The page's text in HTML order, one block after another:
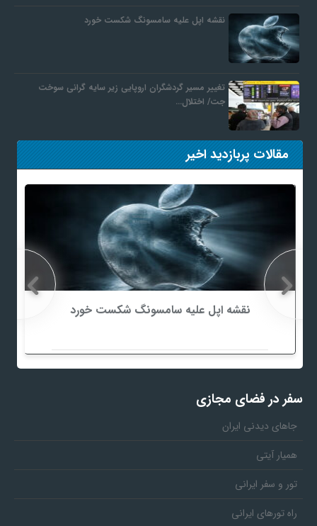
نقشه اپل علیه سامسونگ شکست خورد
تغییر مسیر گردشگران اروپایی زیر سایه گرانی سوخت
جت/ اختلال…
مقالات پربازدید اخیر
نقشه اپل علیه سامسونگ شکست خورد
سفر در فضای مجازی
جاهای دیدنی ایران
همیار آیتی
تور و سفر ایرانی
راه تورهای ایرانی